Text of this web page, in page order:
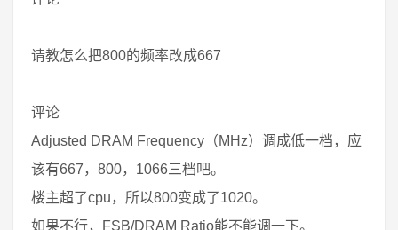
请教怎么把800的频率改成667
评论
Adjusted DRAM Frequency（MHz）调成低一档，应
该有667，800，1066三档吧。
楼主超了cpu，所以800变成了1020。
如果不行，FSB/DRAM Ratio能不能调一下。